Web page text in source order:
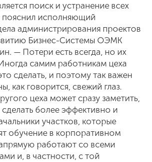
поиск и устранение всех
пояснил исполняющий
администрирования проектов
Бизнес-Системы ОЭМК
— Потери есть всегда, но их
самим работникам цеха
сделать, и поэтому так важен
как говорится, свежий глаз.
цеха может сразу заметить,
более эффективно и
участков, которые
обучение в корпоративном
работают со всеми
и, в частности, с той